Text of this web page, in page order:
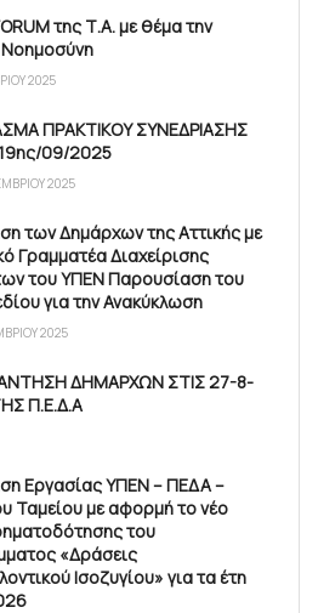
της Τ.Α. με θέμα την
Νοημοσύνη
2025
ΠΡΑΚΤΙΚΟΥ ΣΥΝΕΔΡΙΑΣΗΣ
09/2025
2025
των Δημάρχων της Αττικής με
Γραμματέα Διαχείρισης
του ΥΠΕΝ Παρουσίαση του
για την Ανακύκλωση
2025
ΔΗΜΑΡΧΩΝ ΣΤΙΣ 27-8-
Π.Ε.Δ.Α
Εργασίας ΥΠΕΝ – ΠΕΔΑ –
Ταμείου με αφορμή το νέο
του
«Δράσεις
Ισοζυγίου» για τα έτη